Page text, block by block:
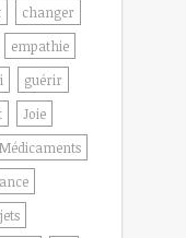
changer
empathie
guérir
Joie
Médicaments